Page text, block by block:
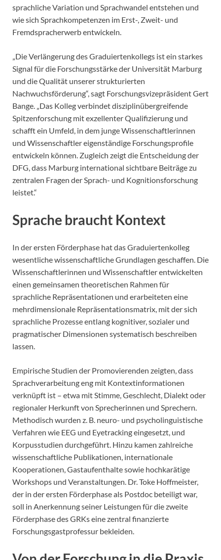
sprachliche Variation und Sprachwandel entstehen und
wie sich Sprachkompetenzen im Erst-, Zweit- und
Fremdspracherwerb entwickeln.
„Die Verlängerung des Graduiertenkollegs ist ein starkes
Signal für die Forschungsstärke der Universität Marburg
und die Qualität unserer strukturierten
Nachwuchsförderung“, sagt Forschungsvizepräsident Gert
Bange. „Das Kolleg verbindet disziplinübergreifende
Spitzenforschung mit exzellenter Qualifizierung und
schafft ein Umfeld, in dem junge Wissenschaftlerinnen
und Wissenschaftler eigenständige Forschungsprofile
entwickeln können. Zugleich zeigt die Entscheidung der
DFG, dass Marburg international sichtbare Beiträge zu
zentralen Fragen der Sprach- und Kognitionsforschung
leistet.“
Sprache braucht Kontext
In der ersten Förderphase hat das Graduiertenkolleg
wesentliche wissenschaftliche Grundlagen geschaffen. Die
Wissenschaftlerinnen und Wissenschaftler entwickelten
einen gemeinsamen theoretischen Rahmen für
sprachliche Repräsentationen und erarbeiteten eine
mehrdimensionale Repräsentationsmatrix, mit der sich
sprachliche Prozesse entlang kognitiver, sozialer und
pragmatischer Dimensionen systematisch beschreiben
lassen.
Empirische Studien der Promovierenden zeigten, dass
Sprachverarbeitung eng mit Kontextinformationen
verknüpft ist – etwa mit Stimme, Geschlecht, Dialekt oder
regionaler Herkunft von Sprecherinnen und Sprechern.
Methodisch wurden z. B. neuro- und psycholinguistische
Verfahren wie EEG und Eyetracking eingesetzt, und
Korpusstudien durchgeführt. Hinzu kamen zahlreiche
wissenschaftliche Publikationen, internationale
Kooperationen, Gastaufenthalte sowie hochkarätige
Workshops und Veranstaltungen. Dr. Toke Hoffmeister,
der in der ersten Förderphase als Postdoc beteiligt war,
soll in Anerkennung seiner Leistungen für die zweite
Förderphase des GRKs eine zentral finanzierte
Forschungsgastprofessur bekleiden.